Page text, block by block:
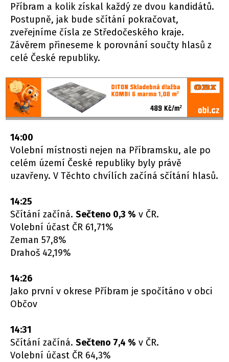
Příbram a kolik získal každý ze dvou kandidátů.
Postupně, jak bude sčítání pokračovat,
zveřejníme čísla ze Středočeského kraje.
Závěrem přineseme k porovnání součty hlasů z
celé České republiky.
14:00
Volební místnosti nejen na Příbramsku, ale po
celém území České republiky byly právě
uzavřeny. V Těchto chvílích začíná sčítání hlasů.
14:25
Sčítání začíná. Sečteno 0,3 % v ČR.
Volební účast ČR 61,71%
Zeman 57,8%
Drahoš 42,19%
14:26
Jako první v okrese Příbram je spočítáno v obci
Občov
14:31
Sčítání začíná. Sečteno 7,4 % v ČR.
Volební účast ČR 64,3%